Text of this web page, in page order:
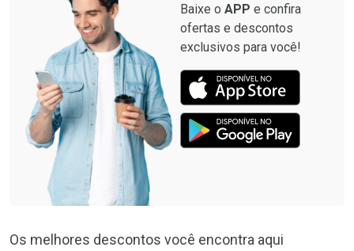
Baixe o APP e confira
ofertas e descontos
exclusivos para você!
Os melhores descontos você encontra aqui